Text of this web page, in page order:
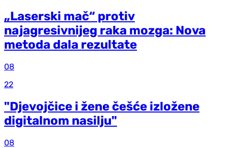
„Laserski mač“ protiv
najagresivnijeg raka mozga: Nova
metoda dala rezultate
08
22
"Djevojčice i žene češće izložene
digitalnom nasilju"
08